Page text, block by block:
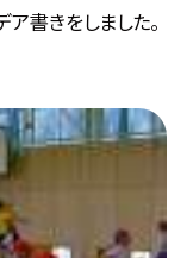
書きをしました。